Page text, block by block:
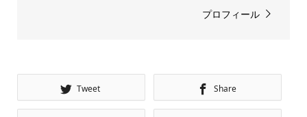
プロフィール
Tweet Share